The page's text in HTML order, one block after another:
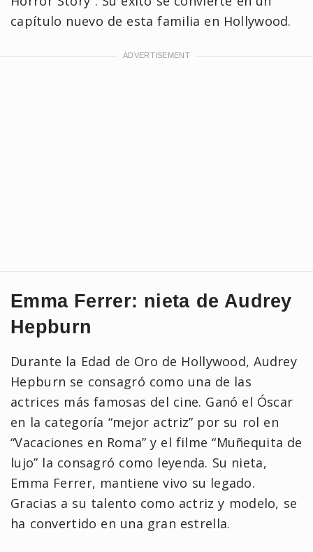
capítulo nuevo de esta familia en Hollywood.
Emma Ferrer: nieta de Audrey
Hepburn
Durante la Edad de Oro de Hollywood, Audrey
Hepburn se consagró como una de las
actrices más famosas del cine. Ganó el Óscar
en la categoría “mejor actriz” por su rol en
“Vacaciones en Roma” y el filme “Muñequita de
lujo” la consagró como leyenda. Su nieta,
Emma Ferrer, mantiene vivo su legado.
Gracias a su talento como actriz y modelo, se
ha convertido en una gran estrella.